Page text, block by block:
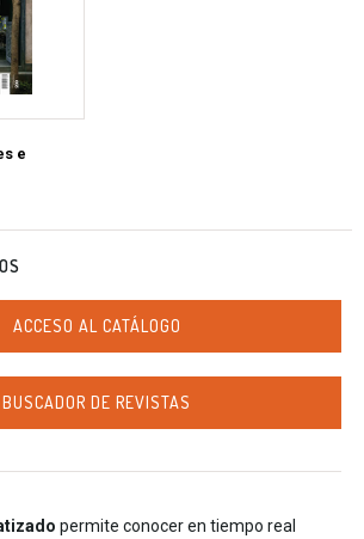
e
ACCESO AL CATÁLOGO
BUSCADOR DE REVISTAS
permite conocer en tiempo real